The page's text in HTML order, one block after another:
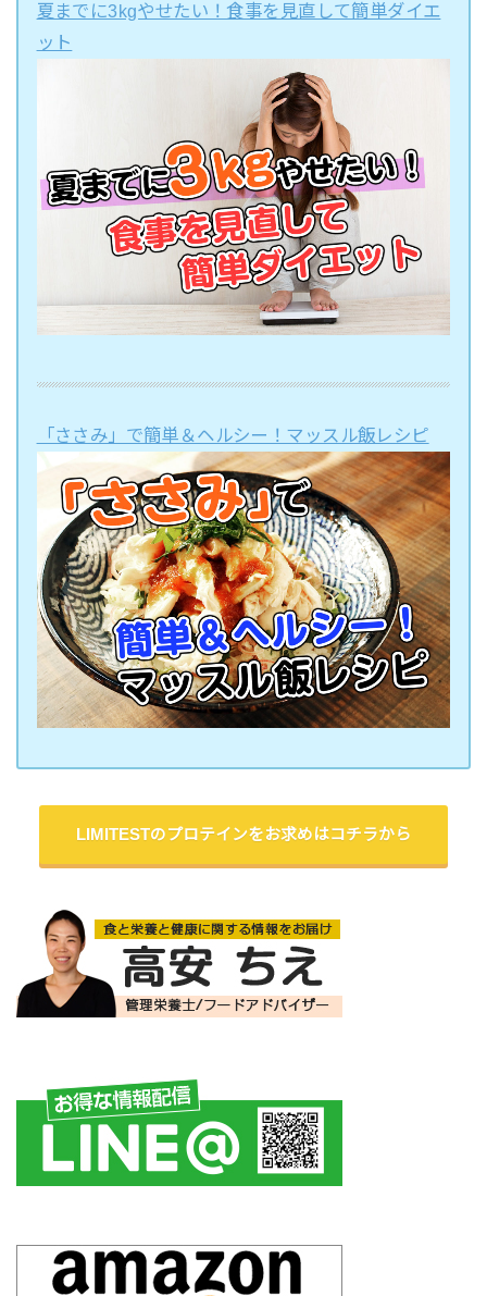
夏までに3kgやせたい！食事を見直して簡単ダイエ
ット
「ささみ」で簡単＆ヘルシー！マッスル飯レシピ
LIMITESTのプロテインをお求めはコチラから